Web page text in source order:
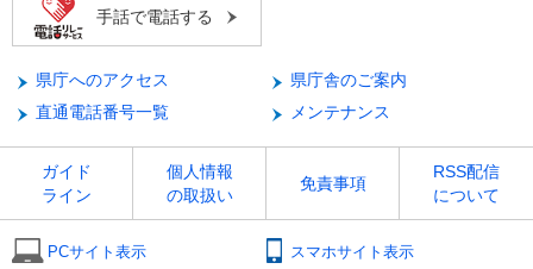
手話で電話する
県庁へのアクセス
県庁舎のご案内
直通電話番号一覧
メンテナンス
ガイド
ライン
個人情報
の取扱い
免責事項
RSS配信
について
PCサイト表示 スマホサイト表示